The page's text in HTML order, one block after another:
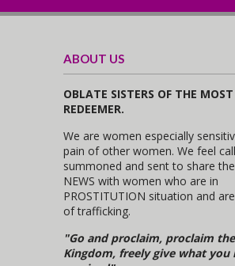
ABOUT US
OBLATE SISTERS OF THE
REDEEMER.
We are women especially
pain of other women. We feel
summoned and sent to share
NEWS with women who are in
PROSTITUTION situation and
of trafficking.
"Go and proclaim, proclaim the
Kingdom, freely give what you